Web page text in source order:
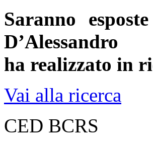
Saranno
D’Alessandro
ha realizzato in
Vai alla ricerca
CED BCRS